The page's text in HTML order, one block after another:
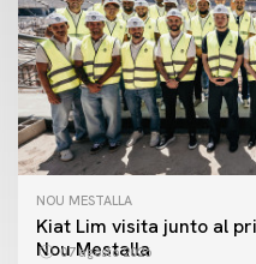
NOU MESTALLA
Kiat Lim visita junto al
Nou Mestalla
07 agosto 2026